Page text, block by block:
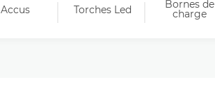
Accus Torches Led Bornes de
charge